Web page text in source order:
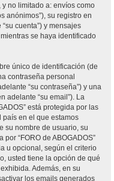
no limitado a: envíos como
anónimos”), su registro en
cuenta”) y mensajes
se haya identificado
único de identificación (de
contraseña personal
“su contraseña”) y una
adelante “su email”). La
está protegida por las
país en el que estamos
su nombre de usuario, su
“FORO de ABOGADOS”
u opcional, según el criterio
usted tiene la opción de qué
Además, en su
los emails generados